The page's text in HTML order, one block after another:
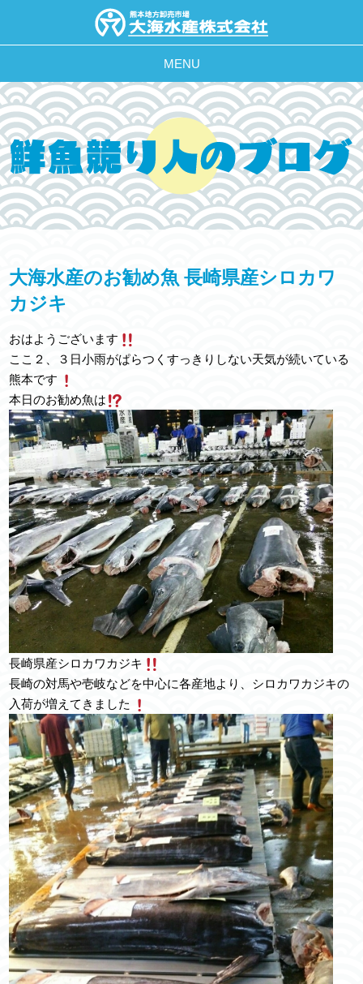
MENU
大海水産のお勧め魚 長崎県産シロカワ
カジキ
おはようございます
ここ２、３日小雨がぱらつくすっきりしない天気が続いている
熊本です
本日のお勧め魚は
長崎県産シロカワカジキ
長崎の対馬や壱岐などを中心に各産地より、シロカワカジキの
入荷が増えてきました